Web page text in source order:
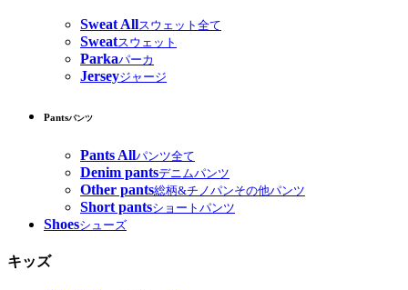
Sweat Allスウェット全て
Sweatスウェット
Parkaパーカ
Jerseyジャージ
Pantsパンツ
Pants Allパンツ全て
Denim pantsデニムパンツ
Other pants総柄&チノパンその他パンツ
Short pantsショートパンツ
Shoesシューズ
キッズ